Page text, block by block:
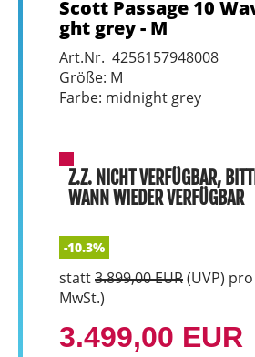
Scott Passage 10
ght grey - M
Art.Nr. 4256157948008
Größe: M
Farbe: midnight grey
Z.Z. NICHT VERFÜGBAR,
WANN WIEDER VERFÜGBAR
-10.3%
statt3.899,00 EUR(UVP)
MwSt.)
3.499,00 EUR